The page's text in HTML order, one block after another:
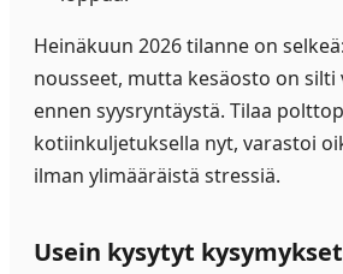
Heinäkuun 2026 tilanne on
nousseet, mutta kesäosto on silti
ennen syysryntäystä. Tilaa
kotiinkuljetuksella nyt, varastoi
ilman ylimääräistä stressiä.
Usein kysytyt kysymykset